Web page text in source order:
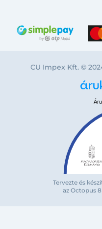
Bejelentkezés e-mail-
CU Impex Kft. ©
Tervezte és
az Octopus